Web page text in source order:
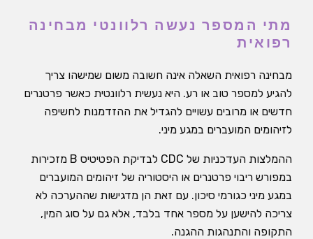
מתי המספר נעשה רלוונטי מבחינה
רפואית
מבחינה רפואית השאלה אינה חשובה משום שמישהו צריך
להגיע למספר טוב או רע. היא נעשית רלוונטית כאשר פרטנרים
חדשים או מרובים עשויים להגדיל את ההזדמנות לחשיפה
לזיהומים המועברים במגע מיני.
ההמלצות העדכניות של CDC לבדיקת הפטיטיס B מזכירות
במפורש ריבוי פרטנרים או היסטוריה של זיהומים המועברים
במגע מיני כגורמי סיכון. עם זאת הן מדגישות שההערכה לא
צריכה להישען על מספר אחד בלבד, אלא גם על סוג המין,
התקופה והתנהגות ההגנה.